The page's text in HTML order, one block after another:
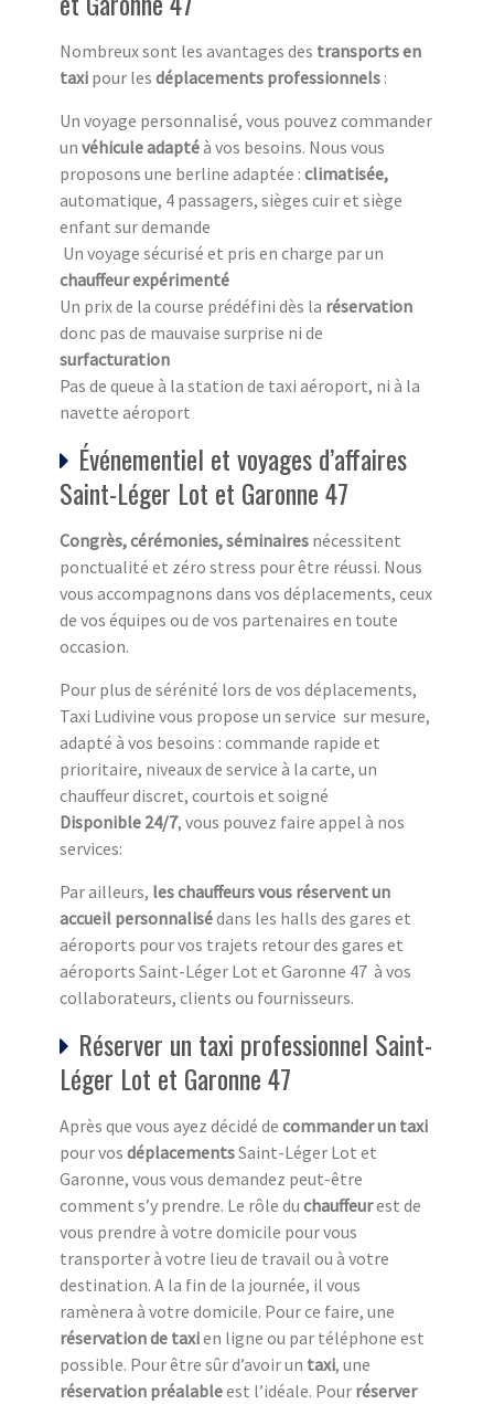
Nombreux sont les avantages des transports en
taxi pour les déplacements professionnels :
Un voyage personnalisé, vous pouvez commander
un véhicule adaptéà vos besoins. Nous vous
proposons une berline adaptée : climatisée,
automatique, 4 passagers, sièges cuir et siège
enfant sur demande
Un voyage sécurisé et pris en charge par un
chauffeur expérimenté
Un prix de la course prédéfini dès la réservation
donc pas de mauvaise surprise ni de
surfacturation
Pas de queue à la station de taxi aéroport, ni à la
navette aéroport
Événementiel et voyages d’affaires
Saint-Léger Lot et Garonne 47
Congrès, cérémonies, séminaires nécessitent
ponctualité et zéro stress pour être réussi. Nous
vous accompagnons dans vos déplacements, ceux
de vos équipes ou de vos partenaires en toute
occasion.
Pour plus de sérénité lors de vos déplacements,
Taxi Ludivine vous propose un service sur mesure,
adapté à vos besoins : commande rapide et
prioritaire, niveaux de service à la carte, un
chauffeur discret, courtois et soigné
Disponible 24/7, vous pouvez faire appel à nos
services:
Par ailleurs, les chauffeurs vous réservent un
accueil personnalisédans les halls des gares et
aéroports pour vos trajets retour des gares et
aéroports Saint-Léger Lot et Garonne 47 à vos
collaborateurs, clients ou fournisseurs.
Réserver un taxi professionnel Saint-
Léger Lot et Garonne 47
Après que vous ayez décidé de commander un taxi
pour vos déplacementsSaint-Léger Lot et
Garonne, vous vous demandez peut-être
comment s’y prendre. Le rôle du chauffeurest de
vous prendre à votre domicile pour vous
transporter à votre lieu de travail ou à votre
destination. A la fin de la journée, il vous
ramènera à votre domicile. Pour ce faire, une
réservation de taxien ligne ou par téléphone est
possible. Pour être sûr d’avoir un taxi, une
réservation préalableest l’idéale. Pour réserver